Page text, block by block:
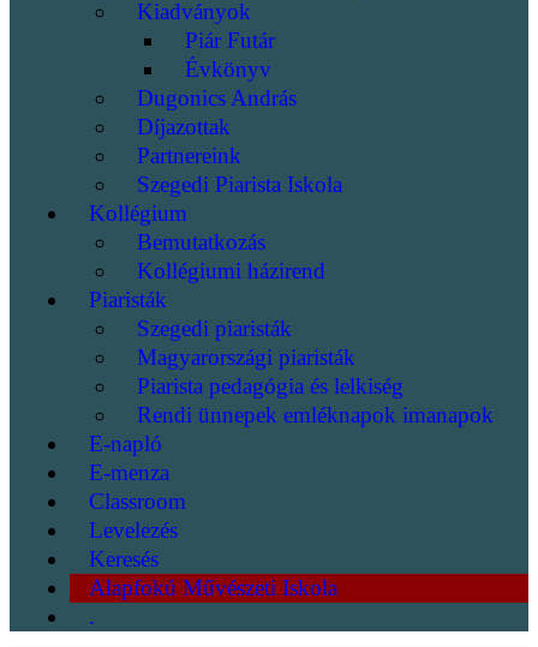
Kiadványok
Piár Futár
Évkönyv
Dugonics András
Díjazottak
Partnereink
Szegedi Piarista Iskola
Kollégium
Bemutatkozás
Kollégiumi házirend
Piaristák
Szegedi piaristák
Magyarországi piaristák
Piarista pedagógia és lelkiség
Rendi ünnepek emléknapok imanapok
E-napló
E-menza
Classroom
Levelezés
Keresés
Alapfokú Művészeti Iskola
.